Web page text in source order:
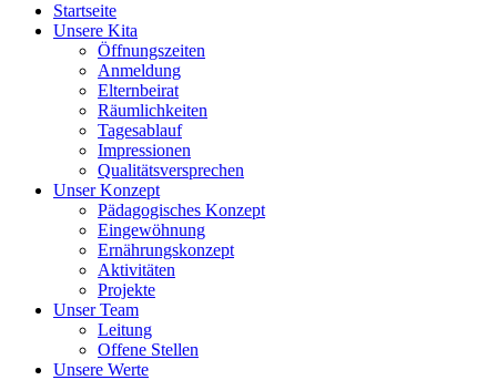
Startseite
Unsere Kita
Öffnungszeiten
Anmeldung
Elternbeirat
Räumlichkeiten
Tagesablauf
Impressionen
Qualitätsversprechen
Unser Konzept
Pädagogisches Konzept
Eingewöhnung
Ernährungskonzept
Aktivitäten
Projekte
Unser Team
Leitung
Offene Stellen
Unsere Werte